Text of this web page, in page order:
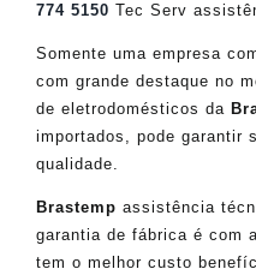
774 5150 Tec Serv
Somente uma empresa
com grande destaque no
de eletrodomésticos da
importados, pode garantir
qualidade.
Brastemp assistência
garantia de fábrica é com
tem o melhor custo